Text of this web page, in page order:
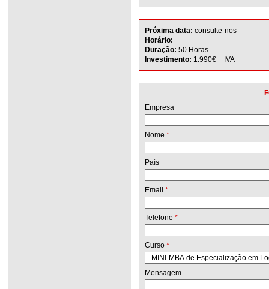
Próxima data: consulte-nos
Horário:
Duração: 50 Horas
Investimento: 1.990€ + IVA
Empresa
Nome *
País
Email *
Telefone *
Curso *
Mensagem